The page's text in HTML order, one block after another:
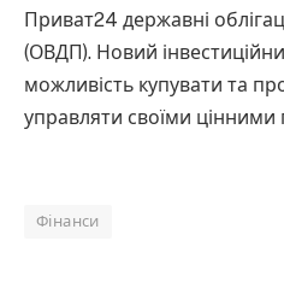
Приват24 державні
(ОВДП). Новий
можливість купувати та
управляти своїми
Фінанси